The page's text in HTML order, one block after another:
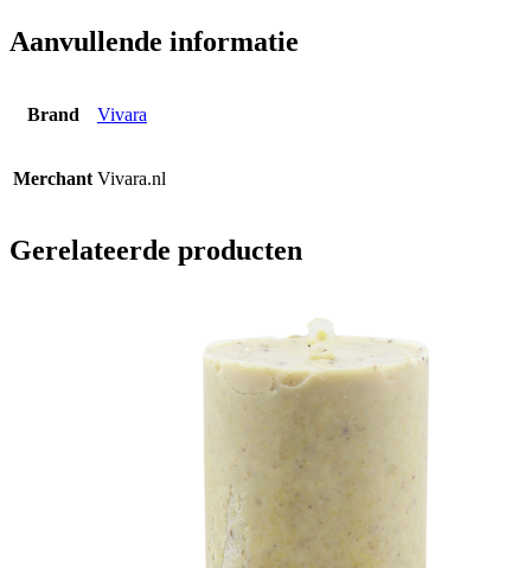
Aanvullende informatie
Brand Vivara
Merchant Vivara.nl
Gerelateerde producten